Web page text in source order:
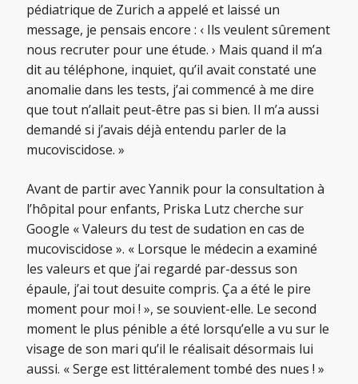
pédiatrique de Zurich a appelé et laissé un
message, je pensais encore : ‹ Ils veulent sûrement
nous recruter pour une étude. › Mais quand il m’a
dit au téléphone, inquiet, qu’il avait constaté une
anomalie dans les tests, j’ai commencé à me dire
que tout n’allait peut-être pas si bien. Il m’a aussi
demandé si j’avais déjà entendu parler de la
mucoviscidose. »
Avant de partir avec Yannik pour la consultation à
l’hôpital pour enfants, Priska Lutz cherche sur
Google « Valeurs du test de sudation en cas de
mucoviscidose ». « Lorsque le médecin a examiné
les valeurs et que j’ai regardé par-dessus son
épaule, j’ai tout desuite compris. Ça a été le pire
moment pour moi ! », se souvient-elle. Le second
moment le plus pénible a été lorsqu’elle a vu sur le
visage de son mari qu’il le réalisait désormais lui
aussi. « Serge est littéralement tombé des nues ! »